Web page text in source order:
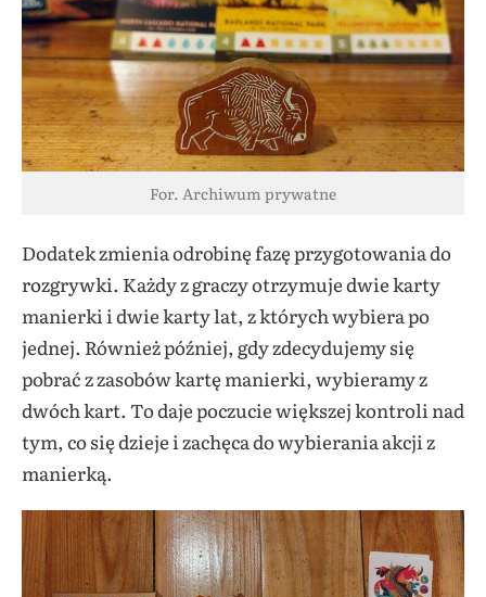
For. Archiwum prywatne
Dodatek zmienia odrobinę fazę przygotowania do
rozgrywki. Każdy z graczy otrzymuje dwie karty
manierki i dwie karty lat, z których wybiera po
jednej. Również później, gdy zdecydujemy się
pobrać z zasobów kartę manierki, wybieramy z
dwóch kart. To daje poczucie większej kontroli nad
tym, co się dzieje i zachęca do wybierania akcji z
manierką.